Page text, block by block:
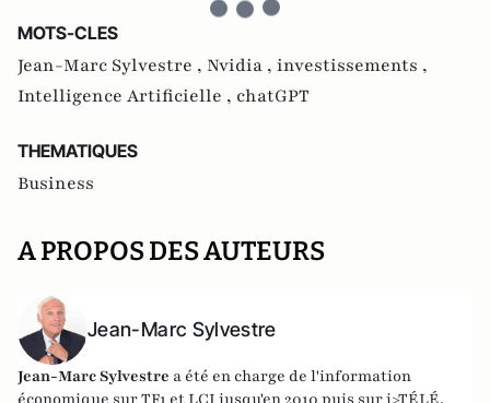
MOTS-CLES
Jean-Marc Sylvestre , Nvidia , investissements ,
Intelligence Artificielle , chatGPT
THEMATIQUES
Business
A PROPOS DES AUTEURS
Jean-Marc Sylvestre
Jean-Marc Sylvestre a été en charge de l'information